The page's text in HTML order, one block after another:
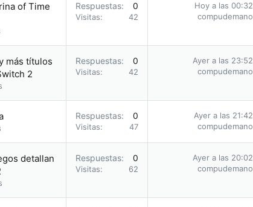
of Time
Respuestas 0
Visitas 42
Hoy a las 00:32
compudemano
más títulos
2
Respuestas 0
Visitas 42
Ayer a las 23:52
compudemano
Respuestas 0
Visitas 47
Ayer a las 21:42
compudemano
detallan
Respuestas 0
Visitas 62
Ayer a las 20:02
compudemano